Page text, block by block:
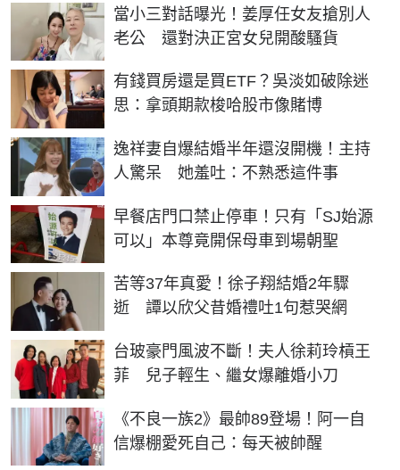
當小三對話曝光！姜厚任女友搶別人
老公 還對決正宮女兒開酸騷貨
有錢買房還是買ETF？吳淡如破除迷
思：拿頭期款梭哈股市像賭博
逸祥妻自爆結婚半年還沒開機！主持
人驚呆 她羞吐：不熟悉這件事
早餐店門口禁止停車！只有「SJ始源
可以」本尊竟開保母車到場朝聖
苦等37年真愛！徐子翔結婚2年驟
逝 譚以欣父昔婚禮吐1句惹哭網
台玻豪門風波不斷！夫人徐莉玲槓王
菲 兒子輕生、繼女爆離婚小刀
《不良一族2》最帥89登場！阿一自
信爆棚愛死自己：每天被帥醒